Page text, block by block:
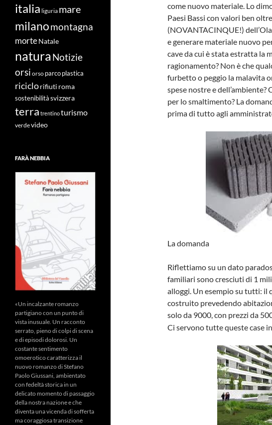
come nuovo materiale. Lo
Paesi Bassi con valori ben
(NOVANTACINQUE!)
e generare materiale nuovo
cave da cui è stata estratta la
ragionamento? Non è che
furbetto o peggio la malavita
spese nostre e
per lo smaltimento? La
prima di tutto agli
La domanda
Riflettiamo su un dato
familiari sono cresciuti di 1
alloggi. Un esempio su tutti: il
costruito prevedendo
solo da 9000, con prezzi da
Ci servono tutte queste case
italia liguria mare
milanomontagna
morteNatale
naturaNotizie
orsi orso parco plastica
riciclorifiuti roma
sostenibilità svizzera
terra trentinoturismo
verdevideo
FARÀ NEBBIA
«Un incalzante romanzo
partigiano con un punto di
vista inusuale. Un racconto
serrato, pieno di colpi di scena
e di episodi dolorosi. Un
costante sentimento
omoerotico caratterizza il
nuovo romanzo di Stefano
Paolo Giussani, ambientato
con fedeltà storica in un
delicato momento di passaggio
della nostra nazione e che
diventa una vicenda di sofferta
ma coraggiosa transizione